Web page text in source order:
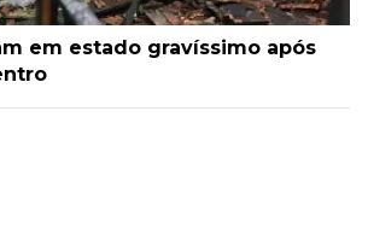
em estado gravíssimo após